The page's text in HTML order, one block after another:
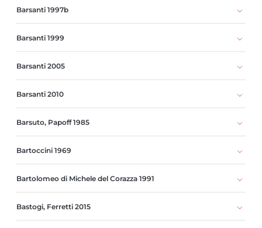
Barsanti 1997b
Barsanti 1999
Barsanti 2005
Barsanti 2010
Barsuto, Papoff 1985
Bartoccini 1969
Bartolomeo di Michele del Corazza 1991
Bastogi, Ferretti 2015